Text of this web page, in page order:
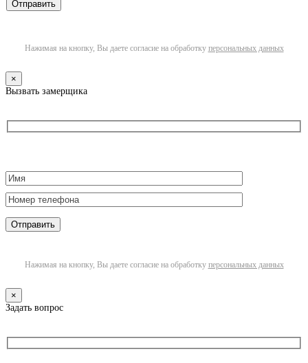
Нажимая на кнопку, Вы даете согласие на обработку персональных данных
×
Вызвать замерщика
Нажимая на кнопку, Вы даете согласие на обработку персональных данных
×
Задать вопрос